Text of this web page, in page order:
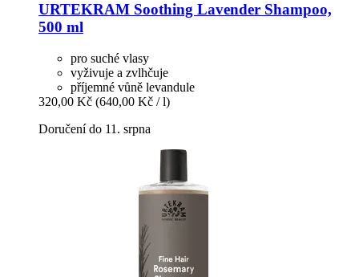
URTEKRAM Soothing Lavender Shampoo,
500 ml
pro suché vlasy
vyživuje a zvlhčuje
příjemné vůně levandule
320,00 Kč (640,00 Kč / l)
Doručení do 11. srpna